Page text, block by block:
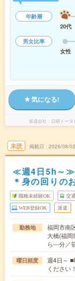
年齢層
20代
男女比率
女性
気になる!
派遣会社 日研トー
未読 掲載日 2026/08/02
≪週4日5h～≫
＊身の回りの
職種未経験OK 交
WEB登録OK 派遣
勤務地
福岡市南
大橋(福
ら---分／
曜日頻度
週4日～
ください！